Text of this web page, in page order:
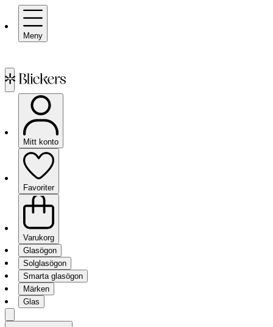
Meny
Mitt konto
Favoriter
Varukorg
Glasögon
Solglasögon
Smarta glasögon
Märken
Glas